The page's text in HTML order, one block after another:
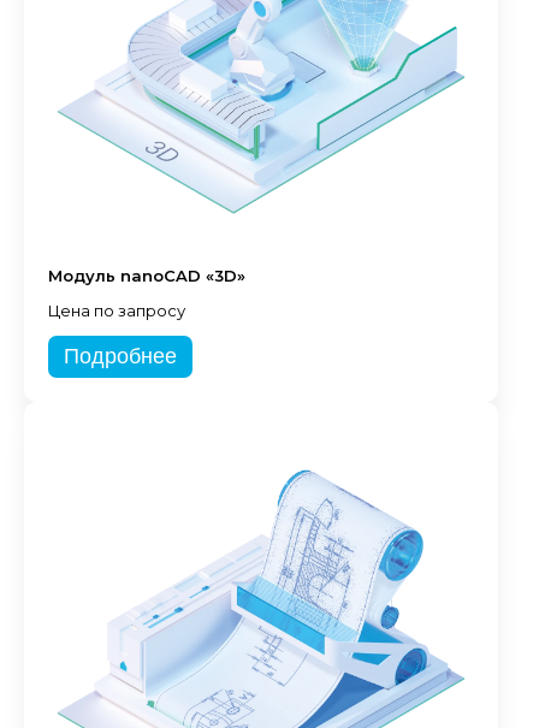
Модуль nanoCAD «3D»
Цена по запросу
Подробнее